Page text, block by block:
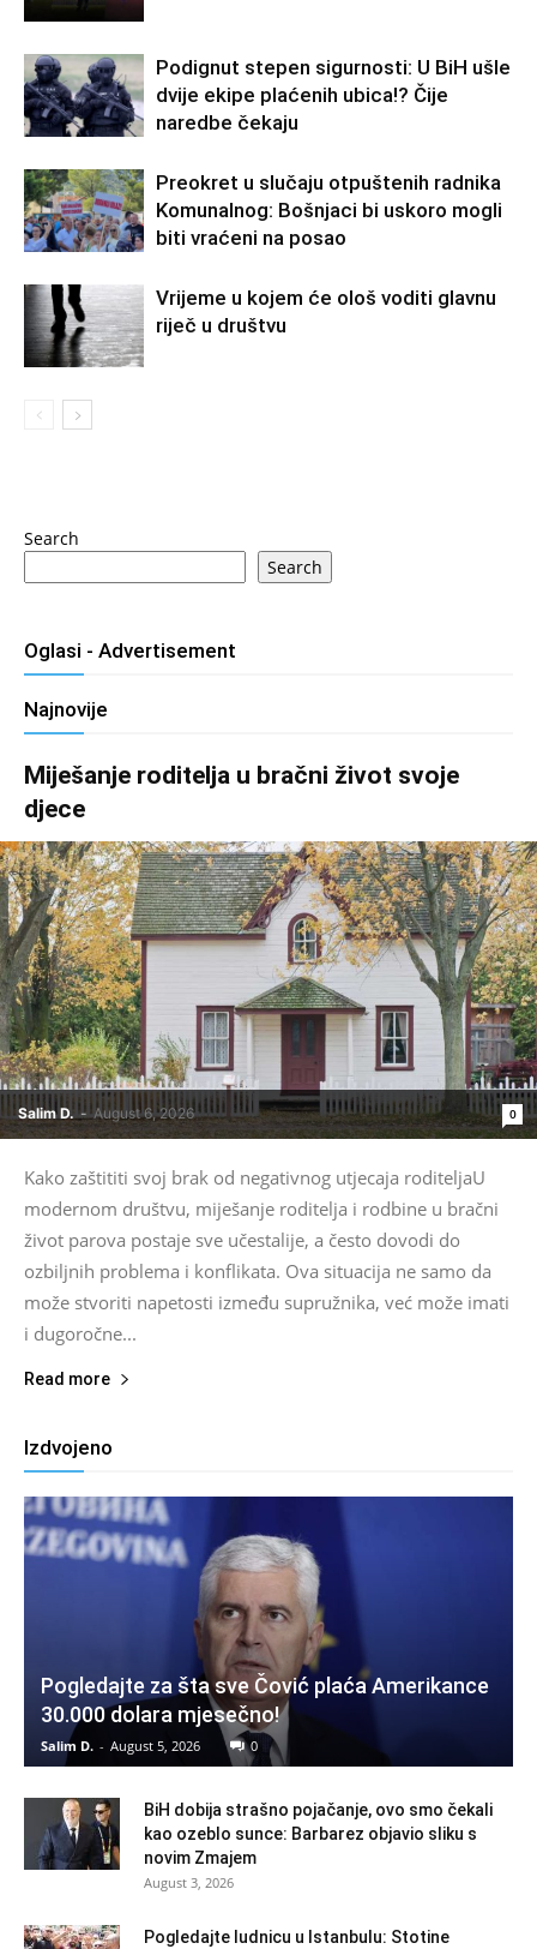
Podignut stepen sigurnosti: U BiH ušle
dvije ekipe plaćenih ubica!? Čije
naredbe čekaju
Preokret u slučaju otpuštenih radnika
Komunalnog: Bošnjaci bi uskoro mogli
biti vraćeni na posao
Vrijeme u kojem će ološ voditi glavnu
riječ u društvu
Search
Search
Oglasi - Advertisement
Najnovije
Miješanje roditelja u bračni život svoje
djece
Salim D. - August 6, 2026 0
Kako zaštititi svoj brak od negativnog utjecaja roditeljaU
modernom društvu, miješanje roditelja i rodbine u bračni
život parova postaje sve učestalije, a često dovodi do
ozbiljnih problema i konflikata. Ova situacija ne samo da
može stvoriti napetosti između supružnika, već može imati
i dugoročne...
Read more
Izdvojeno
Pogledajte za šta sve Čović plaća Amerikance
30.000 dolara mjesečno!
Salim D. - August 5, 2026 0
BiH dobija strašno pojačanje, ovo smo čekali
kao ozeblo sunce: Barbarez objavio sliku s
novim Zmajem
August 3, 2026
Pogledajte ludnicu u Istanbulu: Stotine